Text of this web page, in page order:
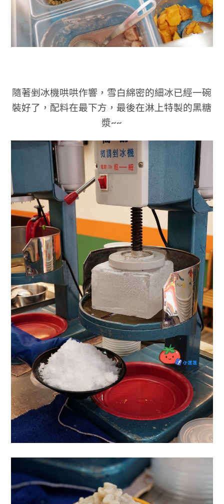
隨著剉冰機哄哄作響，雪白綿密的細冰已經一碗
裝好了，配料在最下方，最後在淋上特製的黑糖
漿~~